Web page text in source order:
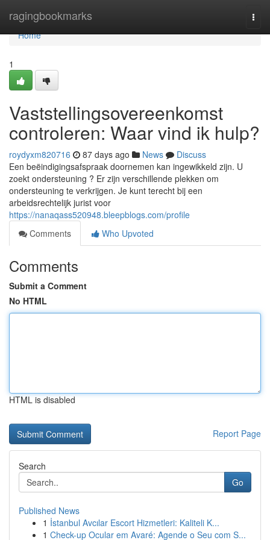
ragingbookmarks
Home
Home
1
Vaststellingsovereenkomst
controleren: Waar vind ik hulp?
roydyxm820716 87 days ago News
Discuss
Een beëindigingsafspraak doornemen kan ingewikkeld zijn. U
zoekt ondersteuning ? Er zijn verschillende plekken om
ondersteuning te verkrijgen. Je kunt terecht bij een
arbeidsrechtelijk jurist voor
https://nanaqass520948.bleepblogs.com/profile
Comments
Who Upvoted
Comments
Submit a Comment
No HTML
HTML is disabled
Report Page
Search
Go
Published News
1 İstanbul Avcılar Escort Hizmetleri: Kaliteli K...
1 Check-up Ocular em Avaré: Agende o Seu com S...